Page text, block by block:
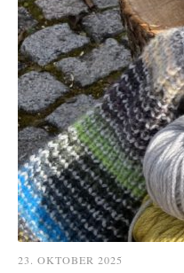
23. OKTOBER 2025